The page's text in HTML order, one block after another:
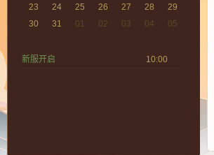
23
24 25 26 27 28
29
30
31 01 02 03 04 05
新服开启 10:00